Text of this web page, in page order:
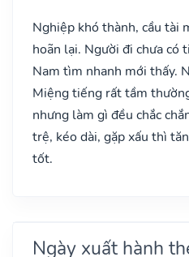
Nghiệp khó thành, cầu tài
hoãn lại. Người đi chưa có
Nam tìm nhanh mới thấy.
Miệng tiếng rất tầm
nhưng làm gì đều chắc
trệ, kéo dài, gặp xấu thì
tốt.
Ngày xuất hành